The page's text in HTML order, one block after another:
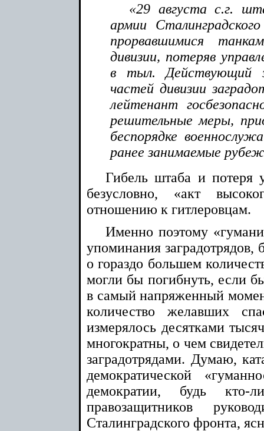
«29 августа с.г.
армии
прорвавшимися
дивизии, потеряв
в тыл. Действующий
частей дивизии
лейтенант
решительные меры,
беспорядке
ранее занимаемые
Гибель штаба и потеря
безусловно, «акт
отношению к гитлеровцам.
Именно поэтому
упоминания заградотрядов,
о гораздо большем
могли бы погибнуть, если
в самый напряженный
количество желавших
измерялось десятками
многократны, о чем
заградотрядами. Думаю,
демократической
демократии, будь кто-
правозащитников
Сталинградского фронта,